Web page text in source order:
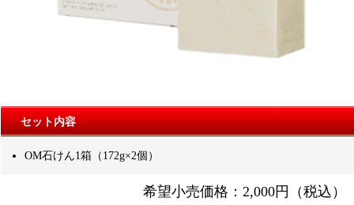
セット内容
OM石けん1箱（172g×2個）
希望小売価格：2,000円（税込）